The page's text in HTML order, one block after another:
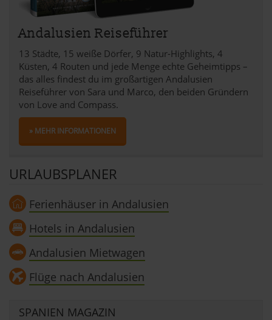
Andalusien Reiseführer
13 Städte, 15 weiße Dörfer, 9 Natur-Highlights, 4
Küsten, 4 Routen und jede Menge echte Geheimtipps –
das alles findest du im großartigen Andalusien
Reiseführer von Sara und Marco, den beiden Gründern
von Love and Compass.
» MEHR INFORMATIONEN
URLAUBSPLANER
Ferienhäuser in Andalusien
Hotels in Andalusien
Andalusien Mietwagen
Flüge nach Andalusien
SPANIEN MAGAZIN